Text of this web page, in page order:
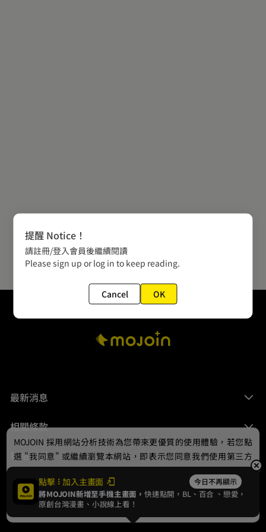
最新消息
相關條款
聯絡我們
© 2024 gamania Digital Entertainment Co., Ltd.
點擊 加入主畫面 今日不再顯示
將MOJOIN新增至手機主畫面，快速點開，BL、 百合 、戀愛，
原創台灣漫畫、小說線上看！
MOJOIN 採用網站分析技術為您帶來更優質的使用體驗，若您點
選 "我同意" 或繼續瀏覽本網站，即表示您同意我們使用第三方
Cookie，欲瞭解更多資訊請見隱私權政策。
我同意
提醒 Notice！
請註冊/登入會員後繼續閱讀
Please sign up or log in to keep reading.
Cancel OK